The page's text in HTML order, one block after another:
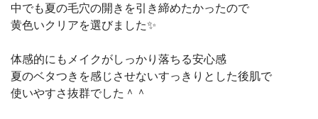
中でも夏の毛穴の開きを引き締めたかったので
黄色いクリアを選びました✨
体感的にもメイクがしっかり落ちる安心感
夏のベタつきを感じさせないすっきりとした後肌で
使いやすさ抜群でした＾＾